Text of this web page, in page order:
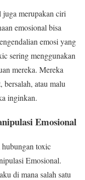
juga merupakan ciri
emosional bisa
emosi yang
sering menggunakan
mereka. Mereka
bersalah, atau malu
inginkan.
Emosional
toxic
Emosional.
di mana salah satu